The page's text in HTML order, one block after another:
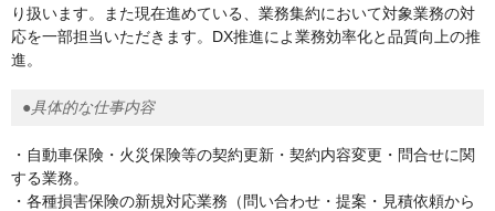
り扱います。また現在進めている、業務集約において対象業務の対
応を一部担当いただきます。DX推進によ業務効率化と品質向上の推
進。
●具体的な仕事内容
・自動車保険・火災保険等の契約更新・契約内容変更・問合せに関
する業務。
・各種損害保険の新規対応業務（問い合わせ・提案・見積依頼から